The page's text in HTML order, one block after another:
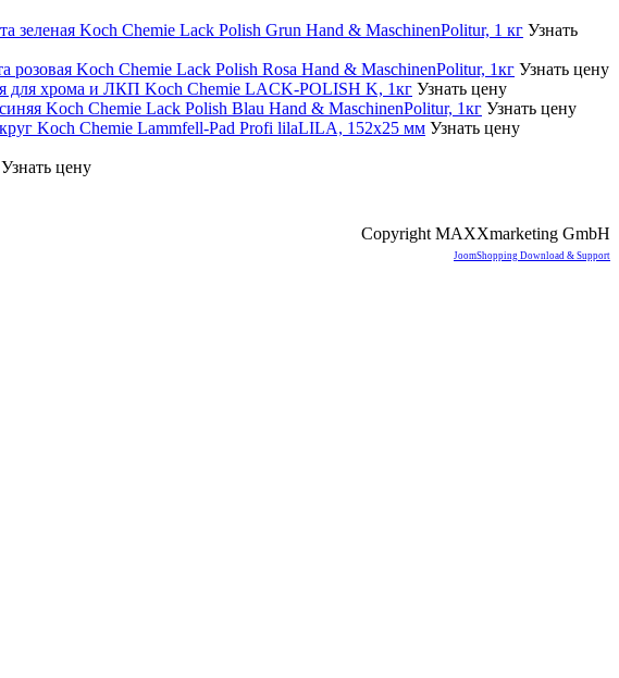
Узнать
Узнать цену
Узнать цену
Узнать цену
Узнать цену
Узнать цену
Copyright MAXXmarketing GmbH
JoomShopping Download & Support